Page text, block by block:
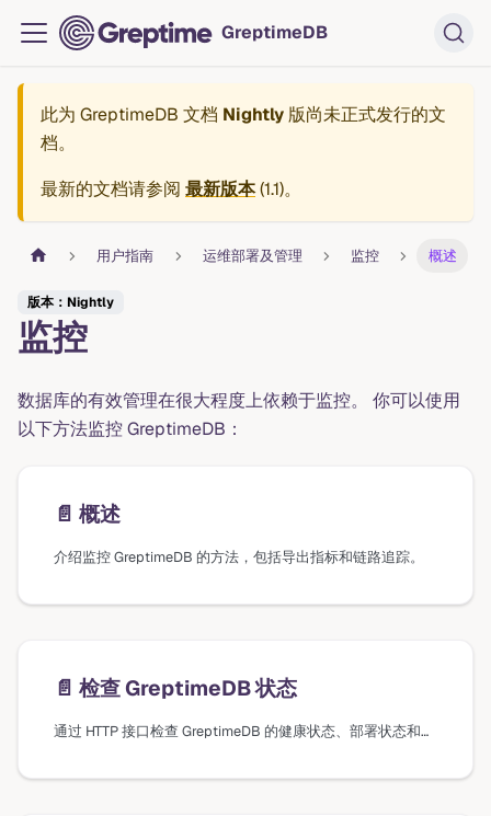
GreptimeDB
此为 GreptimeDB 文档 Nightly 版尚未正式发行的文
档。
最新的文档请参阅 最新版本(1.1)。
用户指南 运维部署及管理 监控 概述
版本：Nightly
监控
数据库的有效管理在很大程度上依赖于监控。 你可以使用
以下方法监控 GreptimeDB：
📄️ 概述
介绍监控 GreptimeDB 的方法，包括导出指标和链路追踪。
📄️ 检查 GreptimeDB 状态
通过 HTTP 接口检查 GreptimeDB 的健康状态、部署状态和运行指标。